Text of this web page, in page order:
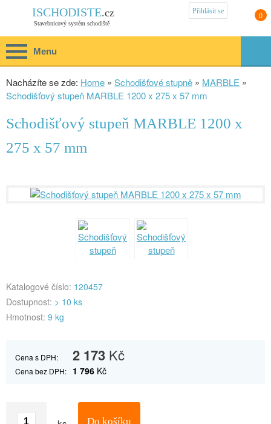
ISCHODISTE Přihlásit se
0
Menu
Nacházíte se zde: Home » Schodišťové stupně » MARBLE »
Schodišťový stupeň MARBLE 1200 x 275 x 57 mm
Schodišťový stupeň MARBLE 1200 x
275 x 57 mm
Katalogové číslo: 120457
Dostupnost: > 10 ks
Hmotnost: 9 kg
Cena s DPH: 2 173 Kč
Cena bez DPH: 1 796 Kč
Do košíku